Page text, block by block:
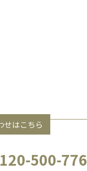
せはこちら
500-776